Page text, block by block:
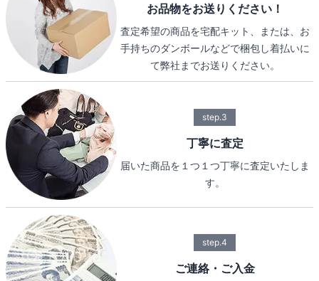
お品物をお送りください！
査定希望の商品を宅配キット、または、お
手持ちのダンボールなどで梱包し着払いに
て弊社までお送りください。
step.3
丁寧に査定
届いた商品を１つ１つ丁寧に査定いたしま
す。
step.4
ご連絡・ご入金